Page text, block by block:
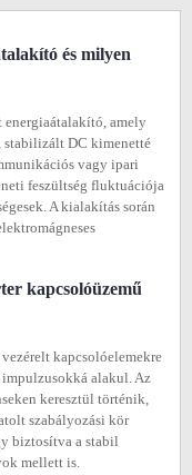
és milyen
amely
stabilizált DC kimenetté
vagy ipari
feszültség fluktuációja
A kialakítás során
kapcsolóüzemű
kapcsolóelemekre
alakul. Az
keresztül történik,
szabályozási kör
biztosítva a stabil
mellett is.